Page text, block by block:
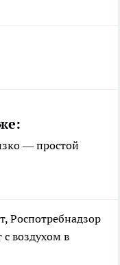
— простой
Роспотребнадзор
воздухом в